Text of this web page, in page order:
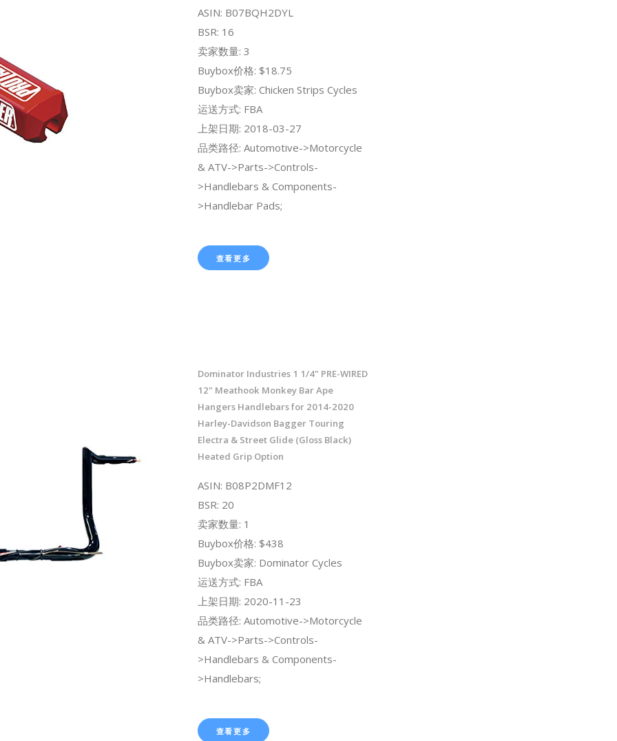
ASIN: B07BQH2DYL
BSR: 16
卖家数量: 3
Buybox价格: $18.75
Buybox卖家: Chicken Strips Cycles
运送方式: FBA
上架日期: 2018-03-27
品类路径: Automotive->Motorcycle
& ATV->Parts->Controls-
>Handlebars & Components-
>Handlebar Pads;
查看更多
Dominator Industries 1 1/4" PRE-WIRED
12" Meathook Monkey Bar Ape
Hangers Handlebars for 2014-2020
Harley-Davidson Bagger Touring
Electra & Street Glide (Gloss Black)
Heated Grip Option
ASIN: B08P2DMF12
BSR: 20
卖家数量: 1
Buybox价格: $438
Buybox卖家: Dominator Cycles
运送方式: FBA
上架日期: 2020-11-23
品类路径: Automotive->Motorcycle
& ATV->Parts->Controls-
>Handlebars & Components-
>Handlebars;
查看更多